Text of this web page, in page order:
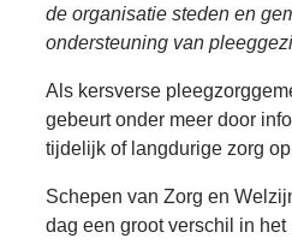
de organisatie steden en
ondersteuning van
Als kersverse
gebeurt onder meer door
tijdelijk of langdurige zorg
Schepen van Zorg en
dag een groot verschil in